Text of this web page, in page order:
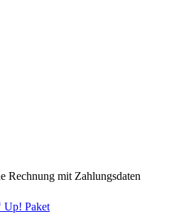
Up! Paket
Rechnung mit Zahlungsdaten